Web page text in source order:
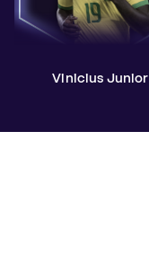
Vinicius Junior